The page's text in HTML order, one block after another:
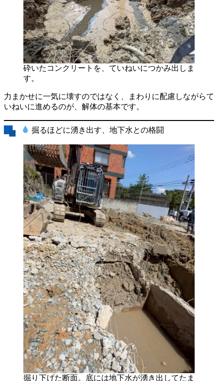
砕いたコンクリートを、ていねいにつかみ出しま
す。
力まかせに一気に壊すのではなく、まわりに配慮しながらて
いねいに進めるのが、解体の基本です。
掘るほどに湧き出す、地下水との格闘
掘り下げた断面。底には地下水が湧き出してたま